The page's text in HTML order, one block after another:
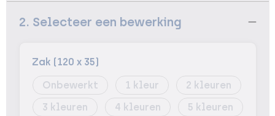
2. Selecteer een bewerking
Zak (120 x 35)
Onbewerkt
1
2
3
4
5